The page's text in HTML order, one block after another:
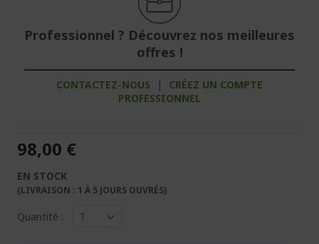
Professionnel ? Découvrez nos meilleures
offres !
CONTACTEZ-NOUS |
CRÉEZ UN COMPTE
PROFESSIONNEL
98,00 €
EN STOCK
(LIVRAISON : 1 À 5 JOURS OUVRÉS)
Quantité :